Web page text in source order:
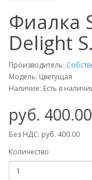
Фиалка
Delight
Производитель:
Модель: Цветущая
Наличие: Есть в
руб. 400.00
Без НДС: руб. 400.00
Количество